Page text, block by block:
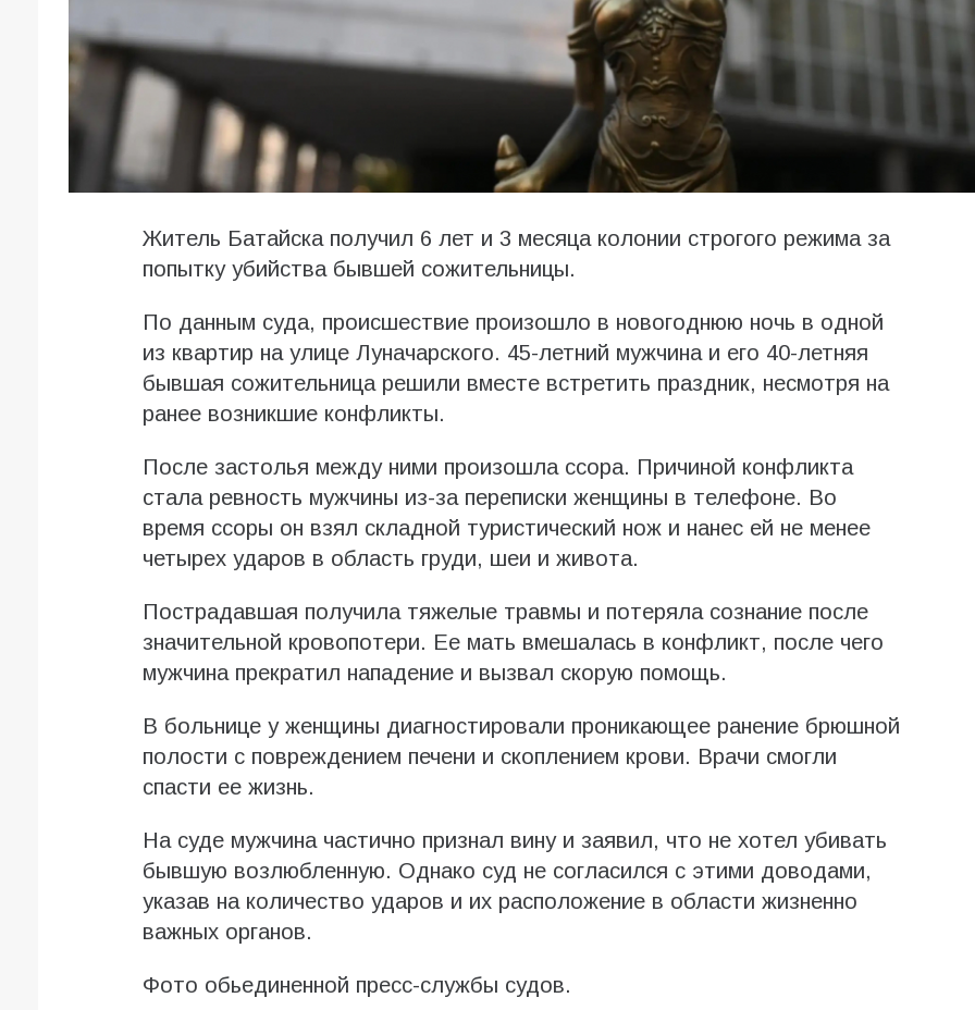
Житель Батайска получил 6 лет и 3 месяца колонии строгого режима за
попытку убийства бывшей сожительницы.
По данным суда, происшествие произошло в новогоднюю ночь в одной
из квартир на улице Луначарского. 45-летний мужчина и его 40-летняя
бывшая сожительница решили вместе встретить праздник, несмотря на
ранее возникшие конфликты.
После застолья между ними произошла ссора. Причиной конфликта
стала ревность мужчины из-за переписки женщины в телефоне. Во
время ссоры он взял складной туристический нож и нанес ей не менее
четырех ударов в область груди, шеи и живота.
Пострадавшая получила тяжелые травмы и потеряла сознание после
значительной кровопотери. Ее мать вмешалась в конфликт, после чего
мужчина прекратил нападение и вызвал скорую помощь.
В больнице у женщины диагностировали проникающее ранение брюшной
полости с повреждением печени и скоплением крови. Врачи смогли
спасти ее жизнь.
На суде мужчина частично признал вину и заявил, что не хотел убивать
бывшую возлюбленную. Однако суд не согласился с этими доводами,
указав на количество ударов и их расположение в области жизненно
важных органов.
Фото обьединенной пресс-службы судов.